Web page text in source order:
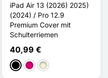
iPad Air 13 (2026) 2025)
(2024) / Pro 12.9
Premium Cover mit
Schulterriemen
40,99 €
Schwarz
Magenta
Beige